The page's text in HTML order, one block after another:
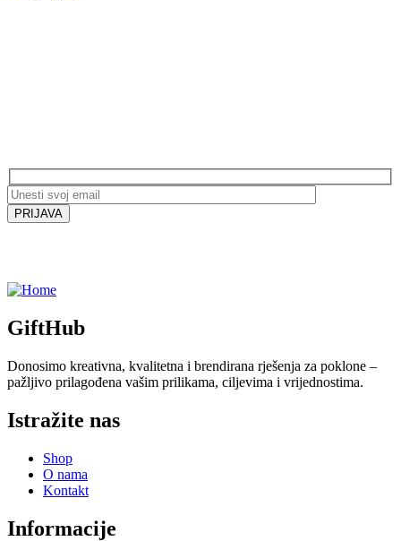
GiftHub
Donosimo kreativna, kvalitetna i brendirana rješenja za poklone –
pažljivo prilagođena vašim prilikama, ciljevima i vrijednostima.
Istražite nas
Shop
O nama
Kontakt
Informacije